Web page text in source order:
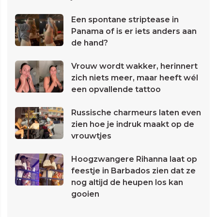
Een spontane striptease in
Panama of is er iets anders aan
de hand?
Vrouw wordt wakker, herinnert
zich niets meer, maar heeft wél
een opvallende tattoo
Russische charmeurs laten even
zien hoe je indruk maakt op de
vrouwtjes
Hoogzwangere Rihanna laat op
feestje in Barbados zien dat ze
nog altijd de heupen los kan
gooien